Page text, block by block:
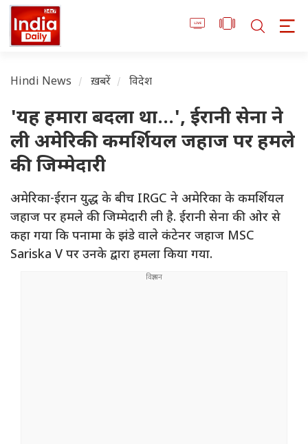
Hindi News ख़बरें विदेश
'यह हमारा बदला था...', ईरानी सेना ने
ली अमेरिकी कमर्शियल जहाज पर हमले
की जिम्मेदारी
अमेरिका-ईरान युद्ध के बीच IRGC ने अमेरिका के कमर्शियल
जहाज पर हमले की जिम्मेदारी ली है. ईरानी सेना की ओर से
कहा गया कि पनामा के झंडे वाले कंटेनर जहाज MSC
Sariska V पर उनके द्वारा हमला किया गया.